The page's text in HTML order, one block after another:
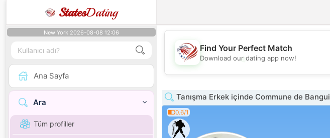
StatesDating
New York 2026-08-08 12:06
Ana Sayfa
Ara
Tüm profiller
💖
Find Your Perfect Match
Download our dating app now!
Tanışma Erkek içinde Commune de Bangui
0.6/1